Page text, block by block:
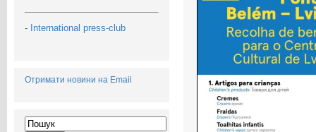
- International press-club
Отримати новини на Email